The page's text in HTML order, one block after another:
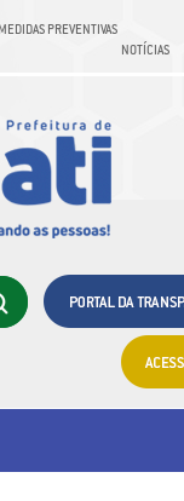
PREVENTIVAS
NOTÍCIAS